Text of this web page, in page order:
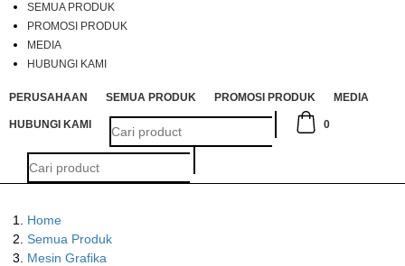
SEMUA PRODUK
PROMOSI PRODUK
MEDIA
HUBUNGI KAMI
PERUSAHAAN SEMUA PRODUK PROMOSI PRODUK MEDIA
HUBUNGI KAMI 0
Home
Semua Produk
Mesin Grafika